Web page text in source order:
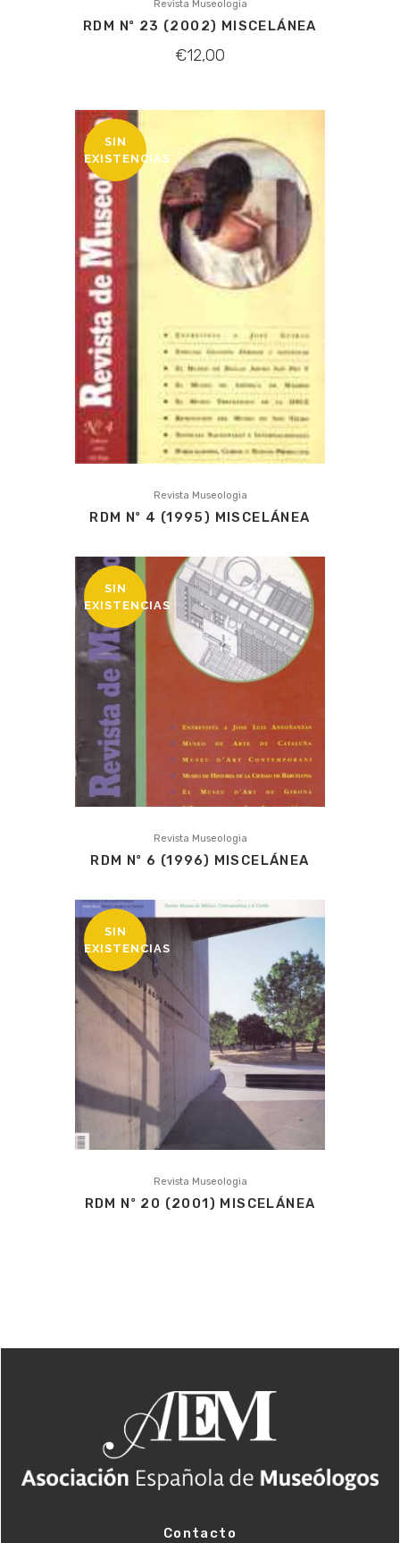
Revista Museologia
RDM Nº 23 (2002) MISCELÁNEA
€12,00
SIN
EXISTENCIAS
Revista Museologia
RDM Nº 4 (1995) MISCELÁNEA
SIN
EXISTENCIAS
Revista Museologia
RDM Nº 6 (1996) MISCELÁNEA
SIN
EXISTENCIAS
Revista Museologia
RDM Nº 20 (2001) MISCELÁNEA
Contacto